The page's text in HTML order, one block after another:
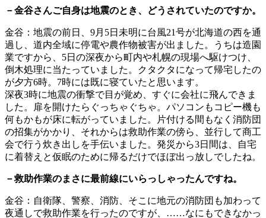
－金谷さんご自身は地震のとき、どうされていたのですか。
金谷：地震の前日、9月5日未明に台風21号が北海道の西を通
過し、道内全域に停電や農作物被害が出ました。うちは造園
業ですから、5日の深夜から町内や札幌の現場へ駆けつけ、
倒木処理に当たっていました。クタクタになって帰宅したの
が夕方6時。7時には既に寝ていたと思います。
深夜3時に地震の衝撃で目が覚め、すぐに会社に飛んできま
した。扉を開けたらぐっちゃぐちゃ。パソコンもコピー機も
何もかもが床に転がっていました。片付ける間もなく消防団
の招集がかかり、それからは救助作業の傍ら、並行して商工
会で行う炊き出しを手伝いました。発災から3日間は、自宅
に着替えと仮眠のために帰るだけでほぼ出っ放しでしたね。
－救助作業のまさに最前線にいらっしゃったんですね。
金谷：自衛隊、警察、消防、そこに地元の消防団も加わって
夜通しで救助作業を行ったのですが、……なにもできなかっ